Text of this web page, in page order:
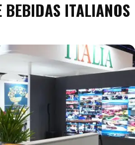
BEBIDAS ITALIANOS